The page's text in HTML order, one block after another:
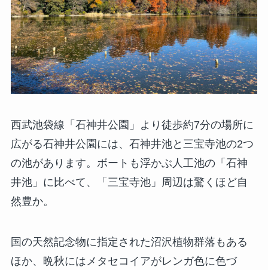
西武池袋線「石神井公園」より徒歩約7分の場所に
広がる石神井公園には、石神井池と三宝寺池の2つ
の池があります。ボートも浮かぶ人工池の「石神
井池」に比べて、「三宝寺池」周辺は驚くほど自
然豊か。
国の天然記念物に指定された沼沢植物群落もある
ほか、晩秋にはメタセコイアがレンガ色に色づ